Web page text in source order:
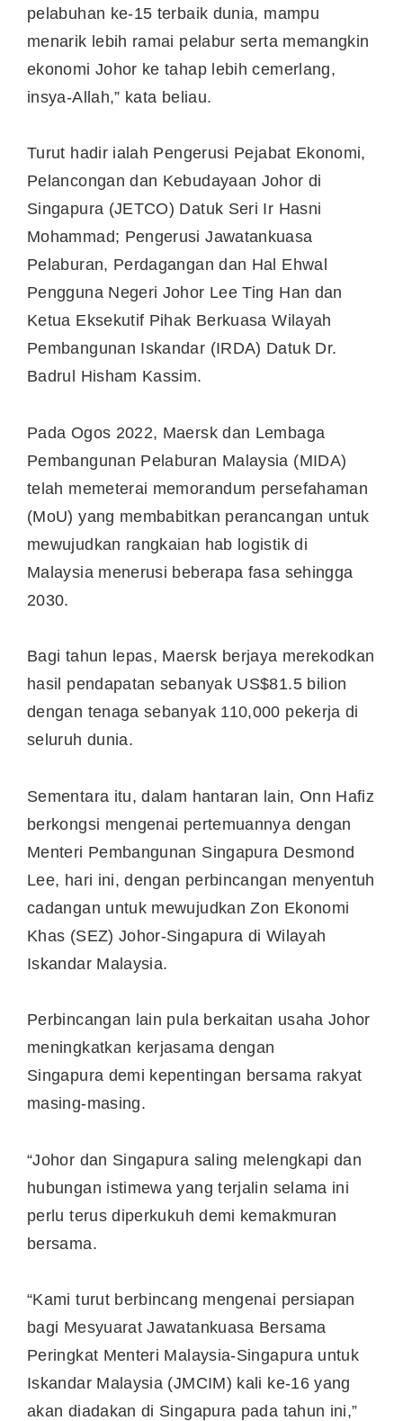
pelabuhan ke-15 terbaik dunia, mampu
menarik lebih ramai pelabur serta memangkin
ekonomi Johor ke tahap lebih cemerlang,
insya-Allah,” kata beliau.
Turut hadir ialah Pengerusi Pejabat Ekonomi,
Pelancongan dan Kebudayaan Johor di
Singapura (JETCO) Datuk Seri Ir Hasni
Mohammad; Pengerusi Jawatankuasa
Pelaburan, Perdagangan dan Hal Ehwal
Pengguna Negeri Johor Lee Ting Han dan
Ketua Eksekutif Pihak Berkuasa Wilayah
Pembangunan Iskandar (IRDA) Datuk Dr.
Badrul Hisham Kassim.
Pada Ogos 2022, Maersk dan Lembaga
Pembangunan Pelaburan Malaysia (MIDA)
telah memeterai memorandum persefahaman
(MoU) yang membabitkan perancangan untuk
mewujudkan rangkaian hab logistik di
Malaysia menerusi beberapa fasa sehingga
2030.
Bagi tahun lepas, Maersk berjaya merekodkan
hasil pendapatan sebanyak US$81.5 bilion
dengan tenaga sebanyak 110,000 pekerja di
seluruh dunia.
Sementara itu, dalam hantaran lain, Onn Hafiz
berkongsi mengenai pertemuannya dengan
Menteri Pembangunan Singapura Desmond
Lee, hari ini, dengan perbincangan menyentuh
cadangan untuk mewujudkan Zon Ekonomi
Khas (SEZ) Johor-Singapura di Wilayah
Iskandar Malaysia.
Perbincangan lain pula berkaitan usaha Johor
meningkatkan kerjasama dengan
Singapura demi kepentingan bersama rakyat
masing-masing.
“Johor dan Singapura saling melengkapi dan
hubungan istimewa yang terjalin selama ini
perlu terus diperkukuh demi kemakmuran
bersama.
“Kami turut berbincang mengenai persiapan
bagi Mesyuarat Jawatankuasa Bersama
Peringkat Menteri Malaysia-Singapura untuk
Iskandar Malaysia (JMCIM) kali ke-16 yang
akan diadakan di Singapura pada tahun ini,”